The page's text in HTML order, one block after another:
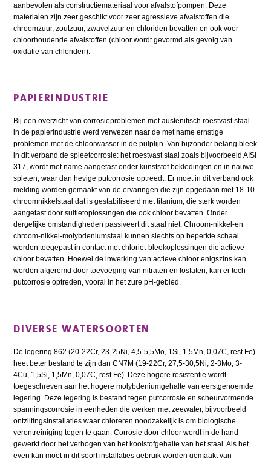
aanbevolen als constructiemateriaal voor afvalstofpompen. Deze
materialen zijn zeer geschikt voor zeer agressieve afvalstoffen die
chroomzuur, zoutzuur, zwavelzuur en chloriden bevatten en ook voor
chloorhoudende afvalstoffen (chloor wordt gevormd als gevolg van
oxidatie van chloriden).
PAPIERINDUSTRIE
Bij een overzicht van corrosieproblemen met austenitisch roestvast staal
in de papierindustrie werd verwezen naar de met name ernstige
problemen met de chloorwasser in de pulplijn. Van bijzonder belang bleek
in dit verband de spleetcorrosie: het roestvast staal zoals bijvoorbeeld AISI
317, wordt met name aangetast onder kunststof bekledingen en in nauwe
spleten, waar dan hevige putcorrosie optreedt. Er moet in dit verband ook
melding worden gemaakt van de ervaringen die zijn opgedaan met 18-10
chroomnikkelstaal dat is gestabiliseerd met titanium, die sterk worden
aangetast door sulfietoplossingen die ook chloor bevatten. Onder
dergelijke omstandigheden passiveert dit staal niet. Chroom-nikkel-en
chroom-nikkel-molybdeniumstaal kunnen slechts op beperkte schaal
worden toegepast in contact met chloriet-bleekoplossingen die actieve
chloor bevatten. Hoewel de inwerking van actieve chloor enigszins kan
worden afgeremd door toevoeging van nitraten en fosfaten, kan er toch
putcorrosie optreden, vooral in het zure pH-gebied.
DIVERSE WATERSOORTEN
De legering 862 (20-22Cr, 23-25Ni, 4,5-5,5Mo, 1Si, 1,5Mn, 0,07C, rest Fe)
heet beter bestand te zijn dan CN7M (19-22Cr, 27,5-30,5Ni, 2-3Mo, 3-
4Cu, 1,5Si, 1,5Mn, 0,07C, rest Fe). Deze hogere resistentie wordt
toegeschreven aan het hogere molybdeniumgehalte van eerstgenoemde
legering. Deze legering is bestand tegen putcorrosie en scheurvormende
spanningscorrosie in eenheden die werken met zeewater, bijvoorbeeld
ontziltingsinstallaties waar chloreren noodzakelijk is om biologische
verontreiniging tegen te gaan. Corrosie door chloor wordt in de hand
gewerkt door het verhogen van het koolstofgehalte van het staal. Als het
even kan moet in dit soort installaties gebruik worden gemaakt van